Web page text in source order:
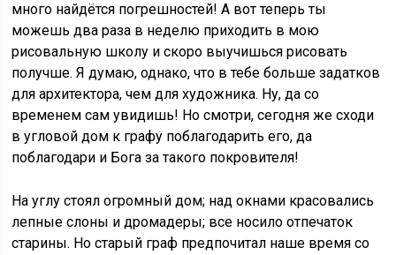
много найдётся погрешностей! А вот теперь ты
можешь два раза в неделю приходить в мою
рисовальную школу и скоро выучишься рисовать
получше. Я думаю, однако, что в тебе больше задатков
для архитектора, чем для художника. Ну, да со
временем сам увидишь! Но смотри, сегодня же сходи
в угловой дом к графу поблагодарить его, да
поблагодари и Бога за такого покровителя!
На углу стоял огромный дом; над окнами красовались
лепные слоны и дромадеры; все носило отпечаток
старины. Но старый граф предпочитал наше время со